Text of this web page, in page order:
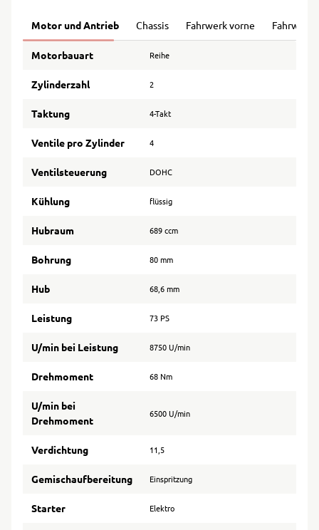
Motor und Antrieb Chassis Fahrwerk vorne Fahrwerk
Motorbauart Reihe
Zylinderzahl 2
Taktung 4-Takt
Ventile pro Zylinder 4
Ventilsteuerung DOHC
Kühlung flüssig
Hubraum 689 ccm
Bohrung 80 mm
Hub 68,6 mm
Leistung 73 PS
U/min bei Leistung 8750 U/min
Drehmoment 68 Nm
U/min bei
Drehmoment
6500 U/min
Verdichtung 11,5
Gemischaufbereitung Einspritzung
Starter Elektro